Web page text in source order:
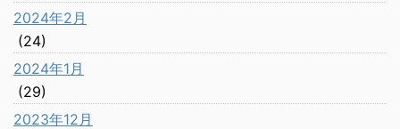
2024年2月
(24)
2024年1月
(29)
2023年12月